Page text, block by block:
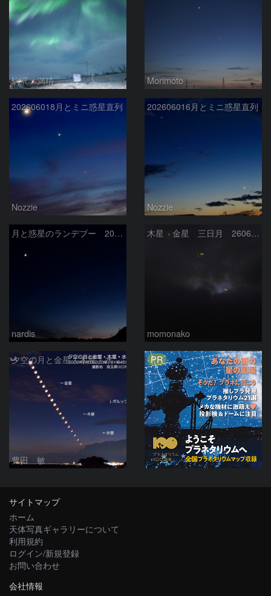
駒沢 満晴 Morimoto
202606018月とミニ惑星直列
Nozzie
202606016月とミニ惑星直列
Nozzie
月と惑星のランデブー 2026/06/19
nardis
木星 金星 三日月 260618
momonako
夕空の月と金星・木星・水星の接近 2026/6/18
豊田 敏
PR
サイトマップ
ホーム
天体写真ギャラリーについて
利用規約
ログイン/新規登録
お問い合わせ
会社情報